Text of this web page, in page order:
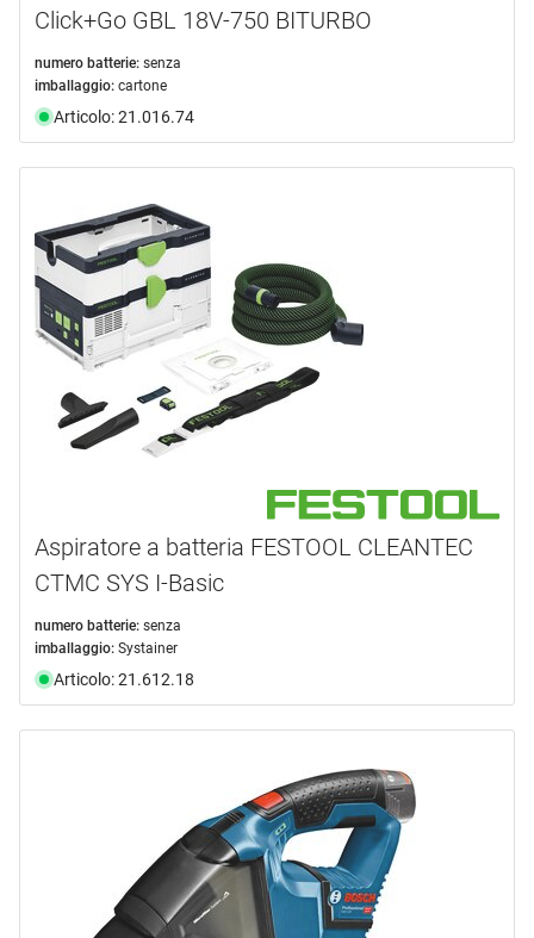
Click+Go GBL 18V-750 BITURBO
numero batterie: senza
imballaggio: cartone
Articolo: 21.016.74
Aspiratore a batteria FESTOOL CLEANTEC
CTMC SYS I-Basic
numero batterie: senza
imballaggio: Systainer
Articolo: 21.612.18